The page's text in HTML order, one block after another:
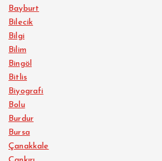
Bayburt
Bilecik
Bilgi
Bilim
Bingöl
Bitlis
Biyografi
Bolu
Burdur
Bursa
Çanakkale